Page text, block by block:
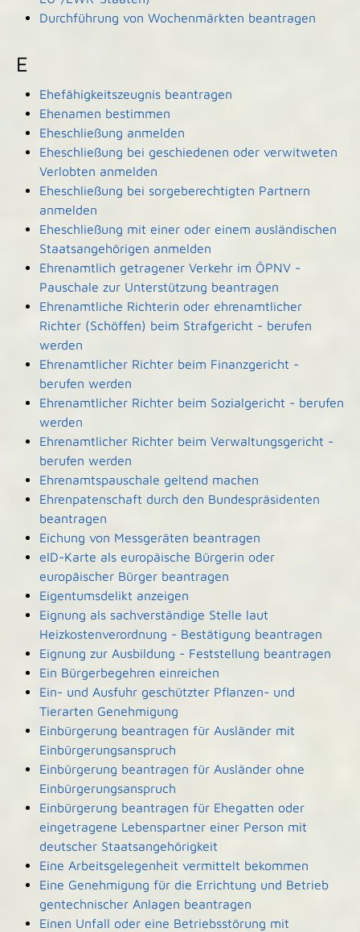
Durchführung von Wochenmärkten beantragen
E
Ehefähigkeitszeugnis beantragen
Ehenamen bestimmen
Eheschließung anmelden
Eheschließung bei geschiedenen oder verwitweten
Verlobten anmelden
Eheschließung bei sorgeberechtigten Partnern
anmelden
Eheschließung mit einer oder einem ausländischen
Staatsangehörigen anmelden
Ehrenamtlich getragener Verkehr im ÖPNV -
Pauschale zur Unterstützung beantragen
Ehrenamtliche Richterin oder ehrenamtlicher
Richter (Schöffen) beim Strafgericht - berufen
werden
Ehrenamtlicher Richter beim Finanzgericht -
berufen werden
Ehrenamtlicher Richter beim Sozialgericht - berufen
werden
Ehrenamtlicher Richter beim Verwaltungsgericht -
berufen werden
Ehrenamtspauschale geltend machen
Ehrenpatenschaft durch den Bundespräsidenten
beantragen
Eichung von Messgeräten beantragen
eID-Karte als europäische Bürgerin oder
europäischer Bürger beantragen
Eigentumsdelikt anzeigen
Eignung als sachverständige Stelle laut
Heizkostenverordnung - Bestätigung beantragen
Eignung zur Ausbildung - Feststellung beantragen
Ein Bürgerbegehren einreichen
Ein- und Ausfuhr geschützter Pflanzen- und
Tierarten Genehmigung
Einbürgerung beantragen für Ausländer mit
Einbürgerungsanspruch
Einbürgerung beantragen für Ausländer ohne
Einbürgerungsanspruch
Einbürgerung beantragen für Ehegatten oder
eingetragene Lebenspartner einer Person mit
deutscher Staatsangehörigkeit
Eine Arbeitsgelegenheit vermittelt bekommen
Eine Genehmigung für die Errichtung und Betrieb
gentechnischer Anlagen beantragen
Einen Unfall oder eine Betriebsstörung mit